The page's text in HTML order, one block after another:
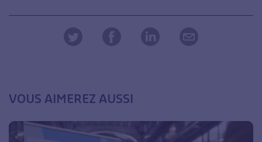
VOUS AIMEREZ AUSSI